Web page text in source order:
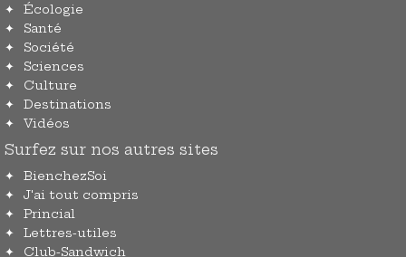
Écologie
Santé
Société
Sciences
Culture
Destinations
Vidéos
Surfez sur nos autres sites
BienchezSoi
J'ai tout compris
Princial
Lettres-utiles
Club-Sandwich